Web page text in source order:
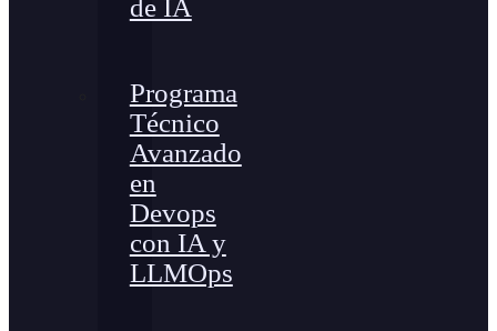
de IA
Programa
Técnico
Avanzado
en
Devops
con IA y
LLMOps